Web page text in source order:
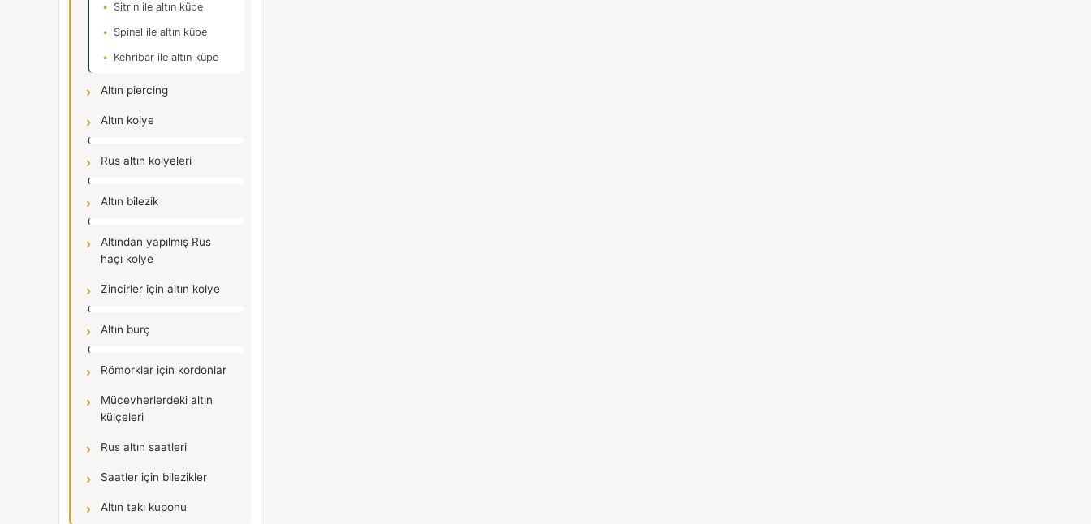
Sitrin ile altın küpe
Spinel ile altın küpe
Kehribar ile altın küpe
Altın piercing
Altın kolye
Rus altın kolyeleri
Altın bilezik
Altından yapılmış Rus
haçı kolye
Zincirler için altın kolye
Altın burç
Römorklar için kordonlar
Mücevherlerdeki altın
külçeleri
Rus altın saatleri
Saatler için bilezikler
Altın takı kuponu